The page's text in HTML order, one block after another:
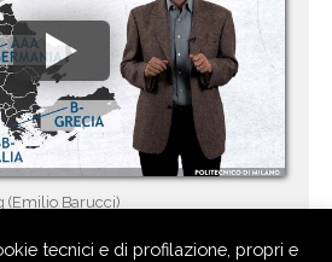
(Emilio Barucci)
tecnici e di profilazione, propri e